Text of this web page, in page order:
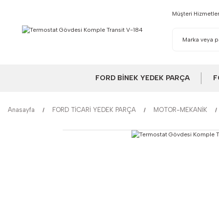
Müşteri
FORD BİNEK YEDEK PARÇA
Anasayfa FORD TİCARİ YEDEK PARÇA MOTOR-MEKANİK